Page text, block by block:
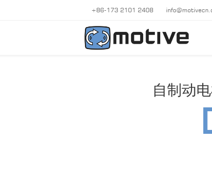
+86-173 2101 2408
自制动